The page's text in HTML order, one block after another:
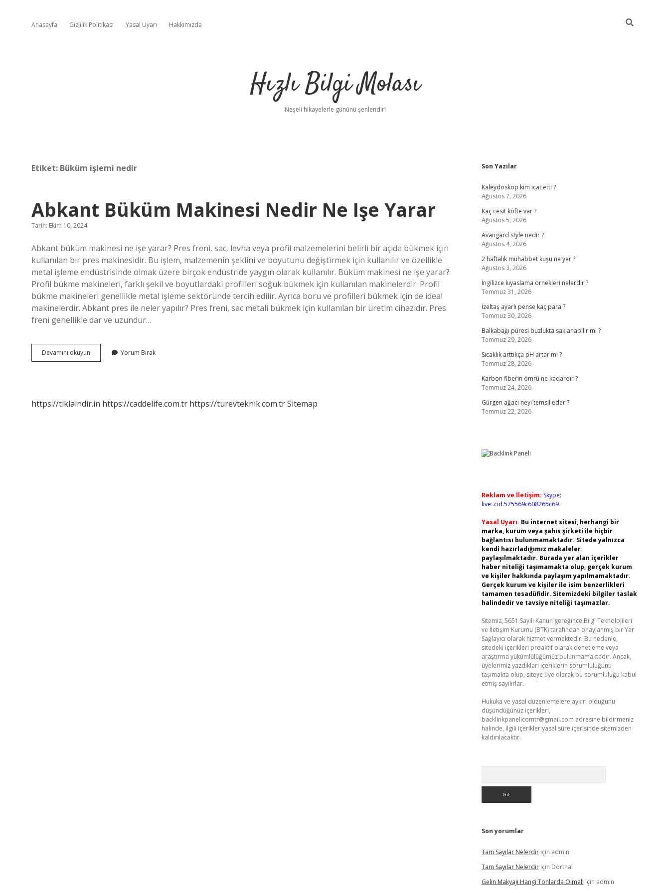
Anasayfa Gizlilik Politikası Yasal Uyarı Hakkımızda
Hızlı Bilgi Molası
Neşeli hikayelerle gününü şenlendir!
Etiket: Büküm işlemi nedir
Abkant Büküm Makinesi Nedir Ne Işe Yarar
Tarih: Ekim 10, 2024
Abkant büküm makinesi ne işe yarar? Pres freni, sac, levha veya profil malzemelerini belirli bir açıda bükmek için
kullanılan bir pres makinesidir. Bu işlem, malzemenin şeklini ve boyutunu değiştirmek için kullanılır ve özellikle
metal işleme endüstrisinde olmak üzere birçok endüstride yaygın olarak kullanılır. Büküm makinesi ne işe yarar?
Profil bükme makineleri, farklı şekil ve boyutlardaki profilleri soğuk bükmek için kullanılan makinelerdir. Profil
bükme makineleri genellikle metal işleme sektöründe tercih edilir. Ayrıca boru ve profilleri bükmek için de ideal
makinelerdir. Abkant pres ile neler yapılır? Pres freni, sac metali bükmek için kullanılan bir üretim cihazıdır. Pres
freni genellikle dar ve uzundur…
Devamını okuyun
Büküm
Yarar
Yorum Bırak
https://tiklaindir.in https://caddelife.com.tr https://turevteknik.com.trSitemap
Sidebar
Son Yazılar
Kaleydoskop kim icat etti ?
Ağustos 7, 2026
Kaç cesit köfte var ?
Ağustos 5, 2026
Avangard style nedir ?
Ağustos 4, 2026
2 haftalık muhabbet kuşu ne yer ?
Ağustos 3, 2026
İngilizce kıyaslama örnekleri nelerdir ?
Temmuz 31, 2026
İzeltaş ayarlı pense kaç para ?
Temmuz 30, 2026
Balkabağı püresi buzlukta saklanabilir mi ?
Temmuz 29, 2026
Sıcaklık arttıkça pH artar mı ?
Temmuz 28, 2026
Karbon fiberin ömrü ne kadardır ?
Temmuz 24, 2026
Gürgen ağacı neyi temsil eder ?
Temmuz 22, 2026
Reklam ve İletişim: Skype:
live:.cid.575569c608265c69
Yasal Uyarı: Bu internet sitesi, herhangi bir
marka, kurum veya şahıs şirketi ile hiçbir
bağlantısı bulunmamaktadır. Sitede yalnızca
kendi hazırladığımız makaleler
paylaşılmaktadır. Burada yer alan içerikler
haber niteliği taşımamakta olup, gerçek kurum
ve kişiler hakkında paylaşım yapılmamaktadır.
Gerçek kurum ve kişiler ile isim benzerlikleri
tamamen tesadüfidir. Sitemizdeki bilgiler taslak
halindedir ve tavsiye niteliği taşımazlar.
Sitemiz, 5651 Sayılı Kanun gereğince Bilgi Teknolojileri
ve İletişim Kurumu (BTK) tarafından onaylanmış bir Yer
Sağlayıcı olarak hizmet vermektedir. Bu nedenle,
sitedeki içerikleri proaktif olarak denetleme veya
araştırma yükümlülüğümüz bulunmamaktadır. Ancak,
üyelerimiz yazdıkları içeriklerin sorumluluğunu
taşımakta olup, siteye üye olarak bu sorumluluğu kabul
etmiş sayılırlar.
Hukuka ve yasal düzenlemelere aykırı olduğunu
düşündüğünüz içerikleri,
backlinkpanelicomtr@gmail.com adresine bildirmeniz
halinde, ilgili içerikler yasal süre içerisinde sitemizden
kaldırılacaktır.
Son yorumlar
Tam Sayılar Nelerdiriçin admin
Tam Sayılar Nelerdiriçin Dörtnal
Gelin Makyajı Hangi Tonlarda Olmalı için admin